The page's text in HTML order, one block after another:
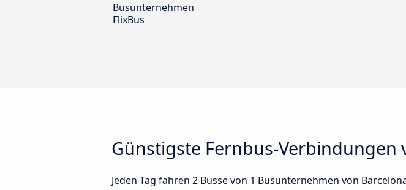
Busunternehmen
FlixBus
Günstigste Fernbus-Verbindungen
Jeden Tag fahren 2 Busse von 1 Busunternehmen von